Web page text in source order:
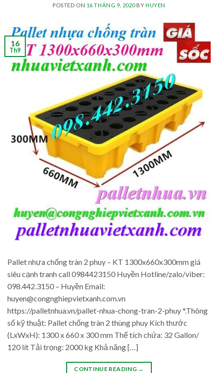
POSTED ON 16 THÁNG 9, 2020BY HUYEN
16
Th9
Pallet nhựa chống tràn 2 phuy – KT 1300x660x300mm giá
siêu cạnh tranh call 0984423150 Huyền Hotline/zalo/viber:
098.442.3150 – Huyền Email:
huyen@congnghiepvietxanh.com.vn
https://palletnhua.vn/pallet-nhua-chong-tran-2-phuy *.Thông
số kỹ thuật: Pallet chống tràn 2 thùng phuy Kích thước
(LxWxH): 1300 x 660 x 300 mm Thể tích chứa: 32 Gallon/
120 lít Tải trọng: 2000 kg Khả năng […]
CONTINUE READING →